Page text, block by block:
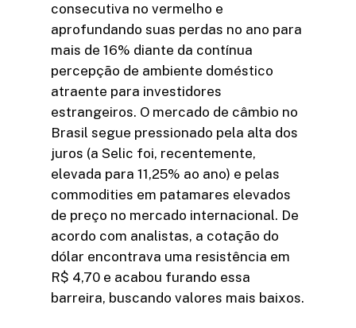
consecutiva no vermelho e
aprofundando suas perdas no ano para
mais de 16% diante da contínua
percepção de ambiente doméstico
atraente para investidores
estrangeiros. O mercado de câmbio no
Brasil segue pressionado pela alta dos
juros (a Selic foi, recentemente,
elevada para 11,25% ao ano) e pelas
commodities em patamares elevados
de preço no mercado internacional. De
acordo com analistas, a cotação do
dólar encontrava uma resistência em
R$ 4,70 e acabou furando essa
barreira, buscando valores mais baixos.